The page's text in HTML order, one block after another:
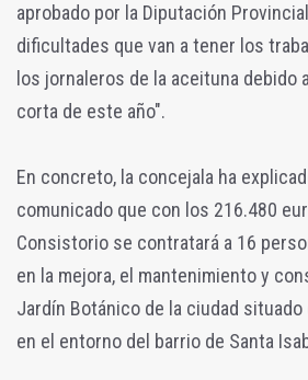
aprobado por la Diputación
dificultades que van a tener los
los jornaleros de la aceituna debido
corta de este año".
En concreto, la concejala ha
comunicado que con los 216.480
Consistorio se contratará a 16
en la mejora, el mantenimiento y
Jardín Botánico de la ciudad situado
en el entorno del barrio de Santa